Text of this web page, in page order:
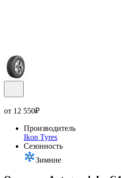
от 12 550₽
Производитель
Ikon Tyres
Сезонность
Зимние